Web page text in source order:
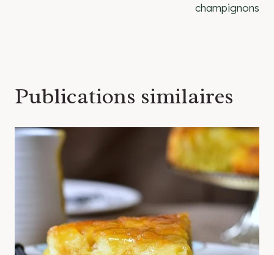
champignons
Publications similaires